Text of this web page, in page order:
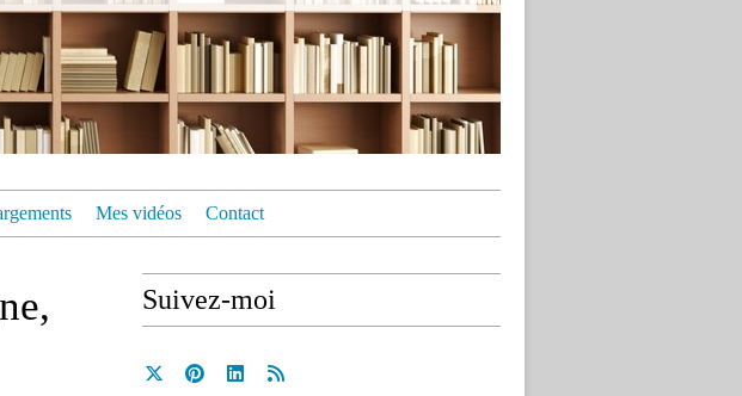
Mes vidéos Contact
Suivez-moi